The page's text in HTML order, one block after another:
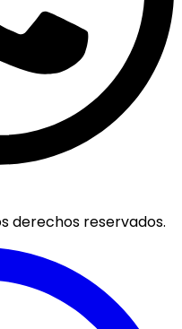
derechos reservados.